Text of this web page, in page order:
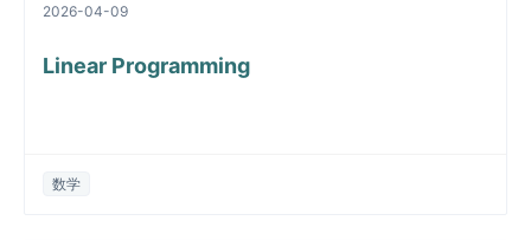
2026-04-09
Linear Programming
数学